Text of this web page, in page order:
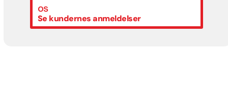
os
Se kundernes anmeldelser